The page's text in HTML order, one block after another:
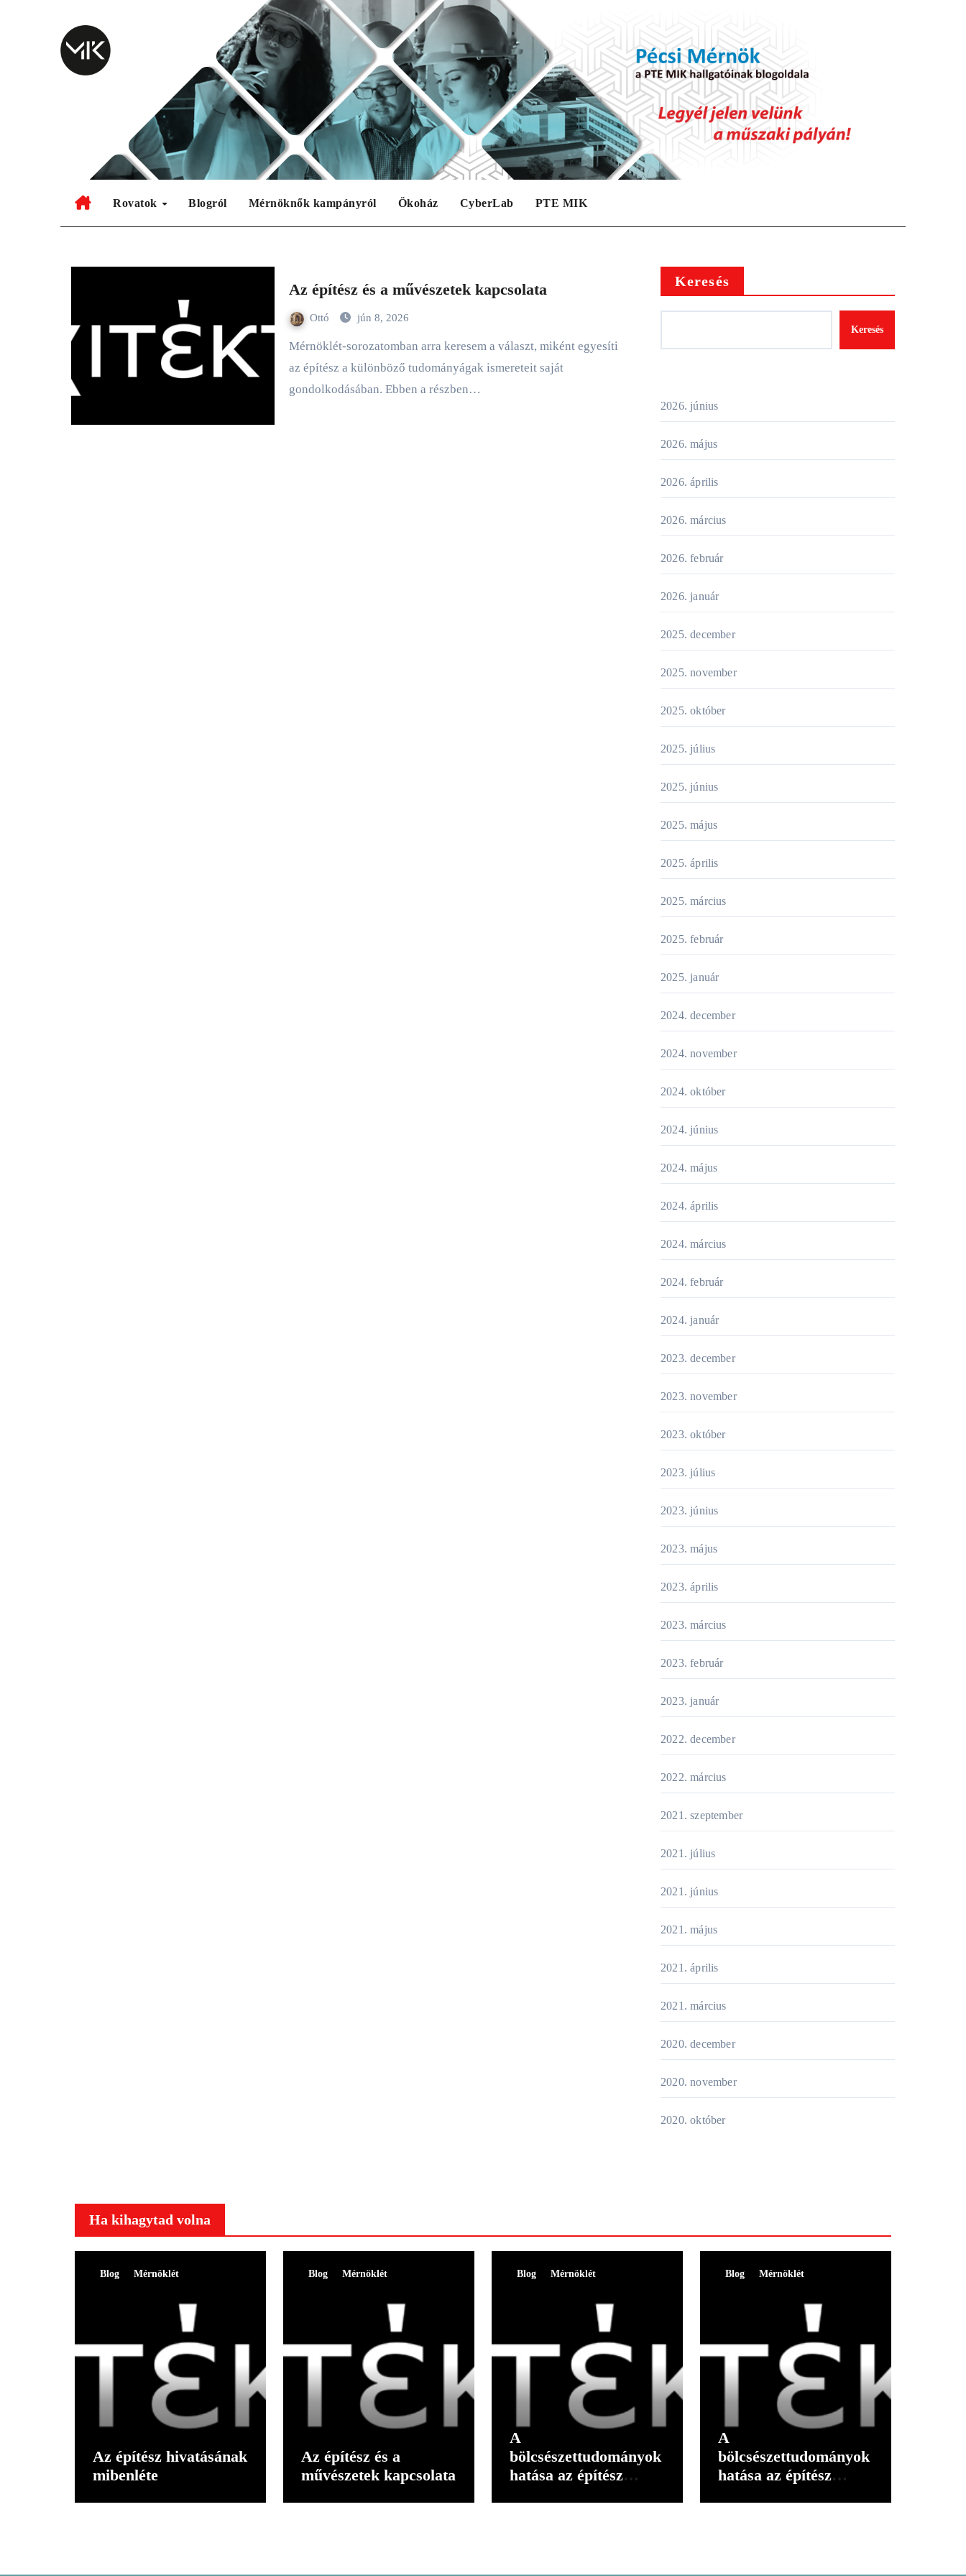
Rovatok Blogról Mérnöknők kampányról Ökoház CyberLab PTE MIK
Az építész és a művészetek kapcsolata
Ottó jún 8, 2026
Mérnöklét-sorozatomban arra keresem a választ, miként egyesíti
az építész a különböző tudományágak ismereteit saját
gondolkodásában. Ebben a részben…
Keresés
Keresés
2026. június
2026. május
2026. április
2026. március
2026. február
2026. január
2025. december
2025. november
2025. október
2025. július
2025. június
2025. május
2025. április
2025. március
2025. február
2025. január
2024. december
2024. november
2024. október
2024. június
2024. május
2024. április
2024. március
2024. február
2024. január
2023. december
2023. november
2023. október
2023. július
2023. június
2023. május
2023. április
2023. március
2023. február
2023. január
2022. december
2022. március
2021. szeptember
2021. július
2021. június
2021. május
2021. április
2021. március
2020. december
2020. november
2020. október
Ha kihagytad volna
Blog Mérnöklét
Az építész hivatásának
mibenléte
Blog Mérnöklét
Az építész és a
művészetek kapcsolata
Blog Mérnöklét
A
bölcsészettudományok
hatása az építész
Blog Mérnöklét
A
bölcsészettudományok
hatása az építész